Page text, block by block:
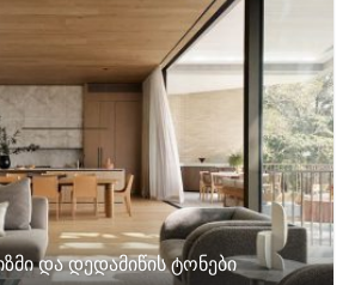
და დედამიწის ტონები